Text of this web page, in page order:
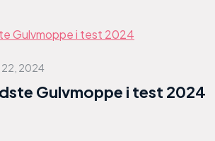
22, 2024
Gulvmoppe i test 2024